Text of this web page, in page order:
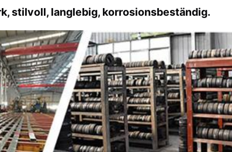
stilvoll, langlebig, korrosionsbeständig.